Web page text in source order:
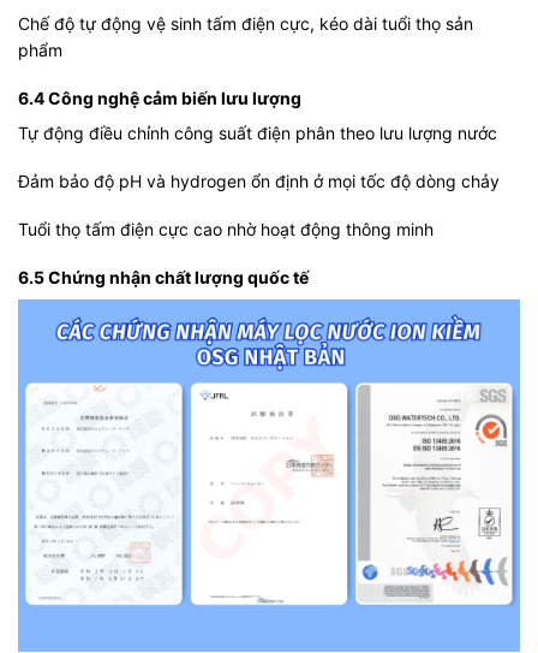
Chế độ tự động vệ sinh tấm điện cực, kéo dài tuổi thọ sản
phẩm
6.4 Công nghệ cảm biến lưu lượng
Tự động điều chỉnh công suất điện phân theo lưu lượng nước
Đảm bảo độ pH và hydrogen ổn định ở mọi tốc độ dòng chảy
Tuổi thọ tấm điện cực cao nhờ hoạt động thông minh
6.5 Chứng nhận chất lượng quốc tế